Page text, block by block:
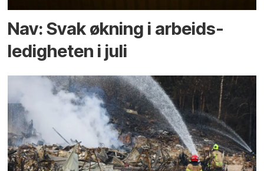
Nav: Svak økning i arbeids­
ledigheten i juli